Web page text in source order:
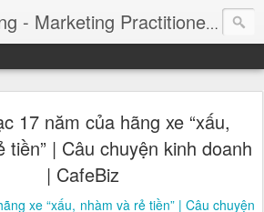
Doan Dinh Hoang - Marketing Practitioner
17 năm của hãng xe “xấu,
tiền” | Câu chuyện kinh doanh
| CafeBiz
xe “xấu, nhàm và rẻ tiền” | Câu chuyện